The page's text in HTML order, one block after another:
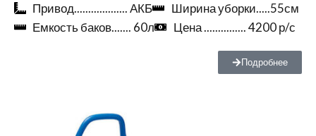
Привод................... АКБ
Ширина уборки.....55см
Емкость баков....... 60л
Цена ............... 4200 р/с
Подробнее